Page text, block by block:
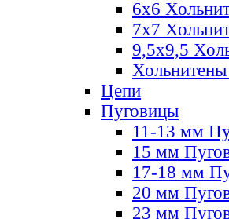
6х6
7х7
9,5х9,5
Хольнитены
Цепи
Пуговицы
11-13 мм
15 мм
17-18 мм
20 мм
23 мм